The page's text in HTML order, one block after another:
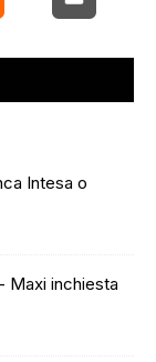
Intesa o
Maxi inchiesta